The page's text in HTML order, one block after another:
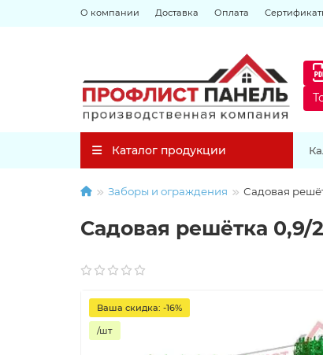
О компании Доставка Оплата
Каталог продукции
Заборы и ограждения Садовая
Садовая решётка 0,9/
Ваша скидка: -16%
/шт